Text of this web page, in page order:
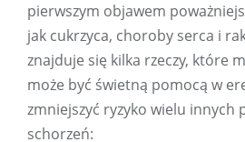
pierwszym objawem
jak cukrzyca, choroby serca i
znajduje się kilka rzeczy, które
może być świetną pomocą w
zmniejszyć ryzyko wielu innych
schorzeń: